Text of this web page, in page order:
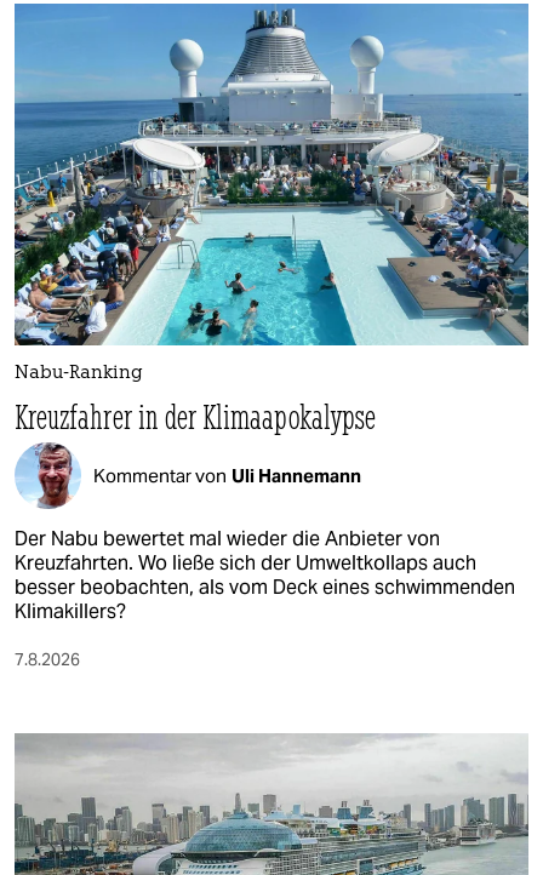
Nabu-Ranking
Kreuzfahrer in der Klimaapokalypse
Kommentar von Uli Hannemann
Der Nabu bewertet mal wieder die Anbieter von
Kreuzfahrten. Wo ließe sich der Umweltkollaps auch
besser beobachten, als vom Deck eines schwimmenden
Klimakillers?
7.8.2026